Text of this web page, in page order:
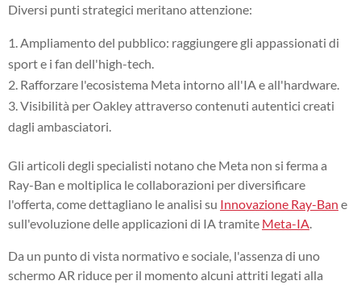
Diversi punti strategici meritano attenzione:
Ampliamento del pubblico: raggiungere gli appassionati di
sport e i fan dell'high-tech.
Rafforzare l'ecosistema Meta intorno all'IA e all'hardware.
Visibilità per Oakley attraverso contenuti autentici creati
dagli ambasciatori.
Gli articoli degli specialisti notano che Meta non si ferma a
Ray-Ban e moltiplica le collaborazioni per diversificare
l'offerta, come dettagliano le analisi su Innovazione Ray-Ban e
sull'evoluzione delle applicazioni di IA tramite Meta-IA
Da un punto di vista normativo e sociale, l'assenza di uno
schermo AR riduce per il momento alcuni attriti legati alla